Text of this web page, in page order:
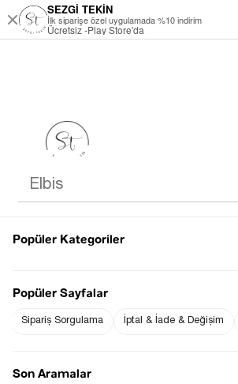
SEZGİ TEKİN
İlk siparişe özel uygulamada %10 indirim
Ücretsiz -Play Store'da
Popüler Kategoriler
Popüler Sayfalar
Sipariş Sorgulama İptal & İade & Değişim
Son Aramalar